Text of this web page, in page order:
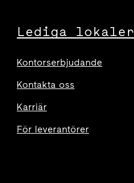
Lediga lokaler
Kontorserbjudande
Kontakta oss
Karriär
För leverantörer